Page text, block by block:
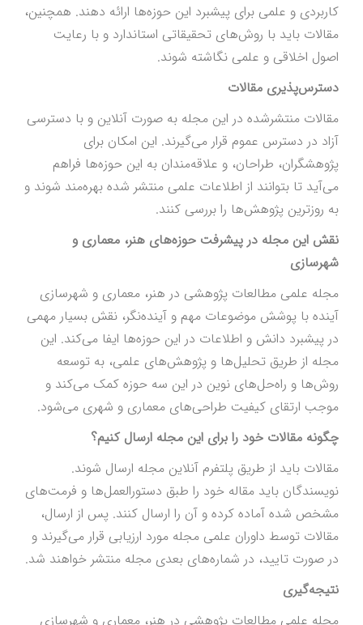
کاربردی و علمی برای پیشبرد این حوزه‌ها ارائه دهند. همچنین،
مقالات باید با روش‌های تحقیقاتی استاندارد و با رعایت
اصول اخلاقی و علمی نگاشته شوند.
دسترس‌پذیری مقالات
مقالات منتشرشده در این مجله به صورت آنلاین و با دسترسی
آزاد در دسترس عموم قرار می‌گیرند. این امکان برای
پژوهشگران، طراحان، و علاقه‌مندان به این حوزه‌ها فراهم
می‌آید تا بتوانند از اطلاعات علمی منتشر شده بهره‌مند شوند و
به روزترین پژوهش‌ها را بررسی کنند.
نقش این مجله در پیشرفت حوزه‌های هنر، معماری و
شهرسازی
مجله علمی مطالعات پژوهشی در هنر، معماری و شهرسازی
آینده با پوشش موضوعات مهم و آینده‌نگر، نقش بسیار مهمی
در پیشبرد دانش و اطلاعات در این حوزه‌ها ایفا می‌کند. این
مجله از طریق تحلیل‌ها و پژوهش‌های علمی، به توسعه
روش‌ها و راه‌حل‌های نوین در این سه حوزه کمک می‌کند و
موجب ارتقای کیفیت طراحی‌های معماری و شهری می‌شود.
چگونه مقالات خود را برای این مجله ارسال کنیم؟
مقالات باید از طریق پلتفرم آنلاین مجله ارسال شوند.
نویسندگان باید مقاله خود را طبق دستورالعمل‌ها و فرمت‌های
مشخص شده آماده کرده و آن را ارسال کنند. پس از ارسال،
مقالات توسط داوران علمی مجله مورد ارزیابی قرار می‌گیرند و
در صورت تایید، در شماره‌های بعدی مجله منتشر خواهند شد.
نتیجه‌گیری
مجله علمی مطالعات پژوهشی در هنر، معماری و شهرسازی